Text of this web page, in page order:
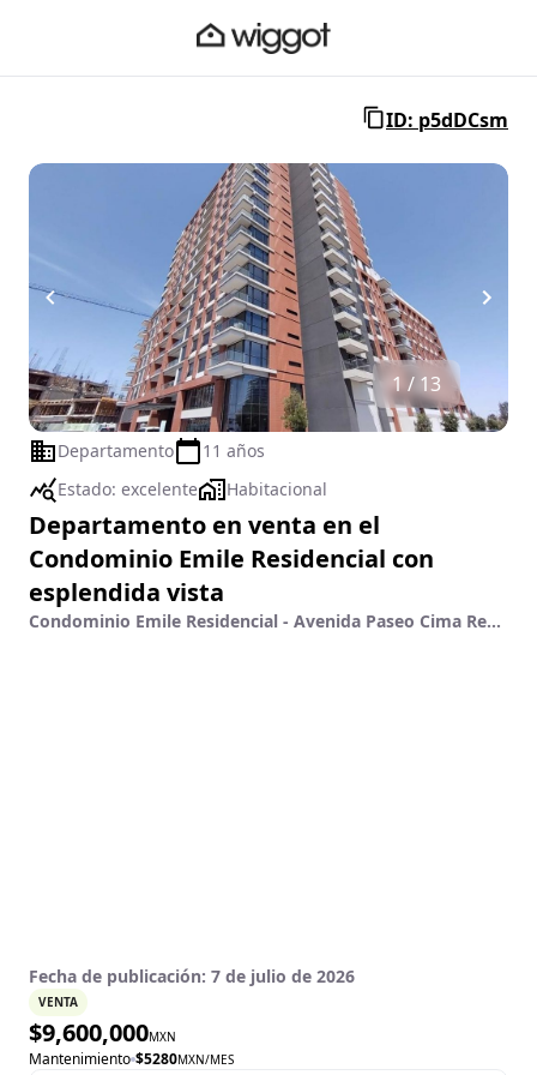
ID: p5dDCsm
1 / 13
Departamento
11 años
Estado: excelente Habitacional
Departamento en venta en el
Condominio Emile Residencial con
esplendida vista
Condominio Emile Residencial - Avenida Paseo Cima Real 461 - 1205, Valle Real, Zapopan, Jalisco
Fecha de publicación: 7 de julio de 2026
VENTA
$9,600,000MXN
Mantenimiento $5280MXN/MES